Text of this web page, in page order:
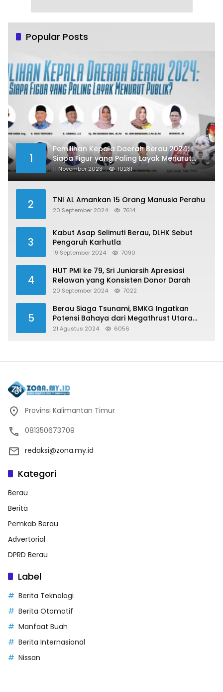
Popular Posts
1
Pemilihan Kepala Daerah Berau 2024:
Siapa Figur yang Paling Layak Menurut
Publik?
11 November 2023 10281
2 TNI AL Amankan 15 Orang Manusia Perahu
20 September 2024 7614
3
Kabut Asap Selimuti Berau, DLHK Sebut
Pengaruh Karhutla
19 September 2024 7090
4
HUT PMI ke 79, Sri Juniarsih Apresiasi
Relawan yang Konsisten Donor Darah
20 September 2024 7022
5
Berau Siaga Tsunami, BMKG Ingatkan
Potensi Bahaya dari Megathrust Utara
Sulawesi
21 Agustus 2024 6056
Provinsi Kalimantan Timur
081350673709
redaksi@zona.my.id
Kategori
Berau
Berita
Pemkab Berau
Advertorial
DPRD Berau
Label
Berita Teknologi
Berita Otomotif
Manfaat Buah
Berita Internasional
Nissan